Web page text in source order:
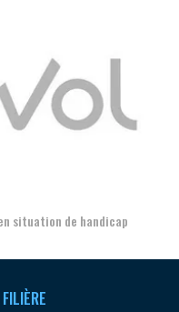
situation de handicap